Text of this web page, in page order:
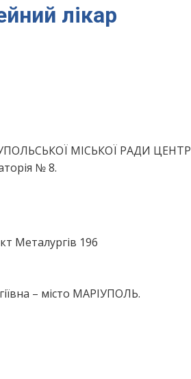
лікар
МІСЬКОЇ РАДИ ЦЕНТР
№ 8.
Металургів 196
– місто МАРІУПОЛЬ.